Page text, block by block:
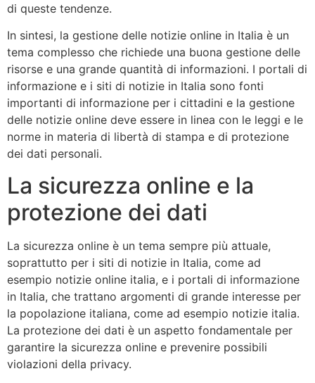
di queste tendenze.
In sintesi, la gestione delle notizie online in Italia è un
tema complesso che richiede una buona gestione delle
risorse e una grande quantità di informazioni. I portali di
informazione e i siti di notizie in Italia sono fonti
importanti di informazione per i cittadini e la gestione
delle notizie online deve essere in linea con le leggi e le
norme in materia di libertà di stampa e di protezione
dei dati personali.
La sicurezza online e la
protezione dei dati
La sicurezza online è un tema sempre più attuale,
soprattutto per i siti di notizie in Italia, come ad
esempio notizie online italia, e i portali di informazione
in Italia, che trattano argomenti di grande interesse per
la popolazione italiana, come ad esempio notizie italia.
La protezione dei dati è un aspetto fondamentale per
garantire la sicurezza online e prevenire possibili
violazioni della privacy.